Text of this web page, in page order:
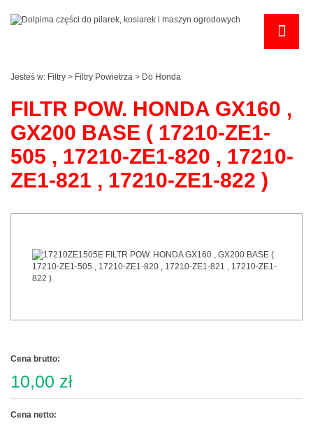
Jesteś w: Filtry > Filtry Powietrza > Do Honda
FILTR POW. HONDA GX160 ,
GX200 BASE ( 17210-ZE1-
505 , 17210-ZE1-820 , 17210-
ZE1-821 , 17210-ZE1-822 )
Cena brutto:
10,00 zł
Cena netto: